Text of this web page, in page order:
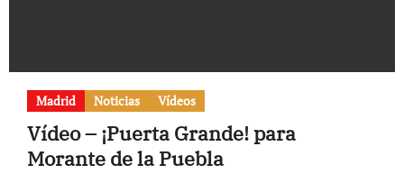
Madrid Noticias Vídeos
Vídeo – ¡Puerta Grande! para
Morante de la Puebla